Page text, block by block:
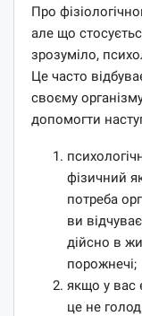
Про
але що
зрозуміло,
Це часто
своєму
допомогти
фізичний
потреба
ви
дійсно в
порожнечі;
якщо у вас
це не